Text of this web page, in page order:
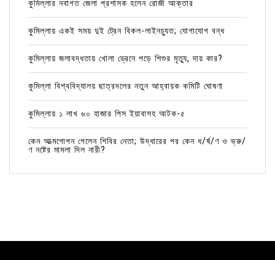
কুমিল্লার নবাগত জেলা প্রশাসক হলেন রোজী আক্তার
কুমিল্লায় একই সময় দুই ট্রেন বিকল-লাইনচ্যুত; যোগাযোগ বন্ধ
কুমিল্লায় জলাবদ্ধতায় খোলা ড্রেনে পড়ে শিশুর মৃত্যু, দায় কার?
কুমিল্লা বিশ্ববিদ্যালয় ছাত্রদলের নতুন আহ্বায়ক কমিটি ঘোষণা
কুমিল্লায় ১ লাখ ৬০ হাজার পিস ইয়াবাসহ আটক-৫
কেন আত্মগোপন গেলেন শিবির নেতা; উদ্ধারের পর কেন ধ/র্ষ/ণ ও ভ্রু/
ণ নষ্টের মামলা দিল নারী?